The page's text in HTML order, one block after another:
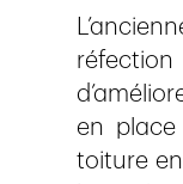
en place
toiture